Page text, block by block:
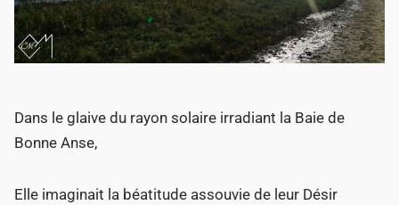
Dans le glaive du rayon solaire irradiant la Baie de
Bonne Anse,
Elle imaginait la béatitude assouvie de leur Désir